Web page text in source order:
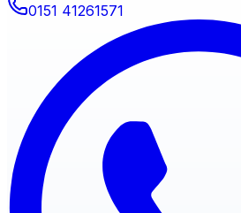
0151 41261571